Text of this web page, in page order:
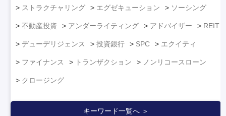
ストラクチャリング エグゼキューション ソーシング
不動産投資 アンダーライティング アドバイザー REIT
デューデリジェンス 投資銀行 SPC エクイティ
ファイナンス トランザクション ノンリコースローン
クロージング
キーワード一覧へ ＞